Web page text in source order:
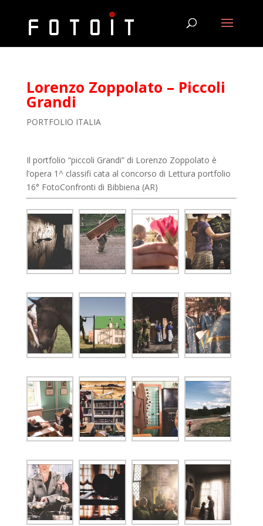
Lorenzo Zoppolato – Piccoli
Grandi
PORTFOLIO ITALIA
Il portfolio “piccoli Grandi” di Lorenzo Zoppolato è
l’opera 1^ classifi cata al concorso di Lettura portfolio
16° FotoConfronti di Bibbiena (AR)